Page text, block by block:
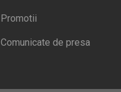
Promotii
Comunicate de presa